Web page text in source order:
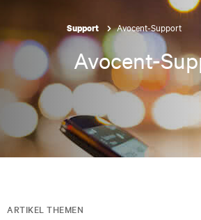
Support Avocent-Support
Avocent-
ARTIKEL THEMEN